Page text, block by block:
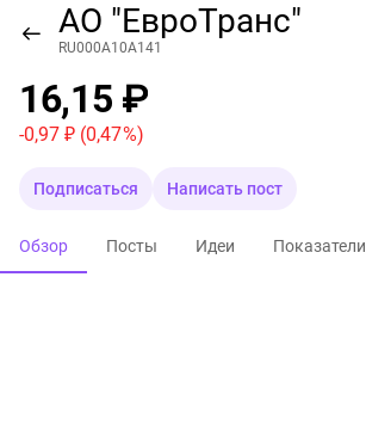
АО "ЕвроТранс"
RU000A10A141
16,15 ₽
-0,97 ₽ (0,47 %)
Подписаться Написать пост
Обзор Посты Идеи Показатели